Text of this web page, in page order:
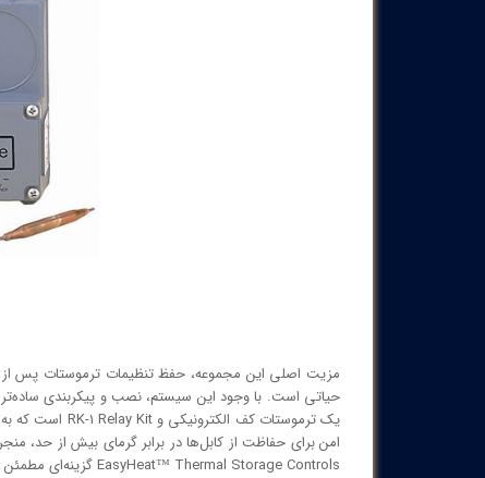
مزیت اصلی این مجموعه، حفظ تنظیمات ترموستات پس از
EasyHeat™ Thermal Storage Controls گزینه‌ای مطمئن برای صنایع ساختمانی و پروژه‌های گرمایشی با کاربری گسترده است.